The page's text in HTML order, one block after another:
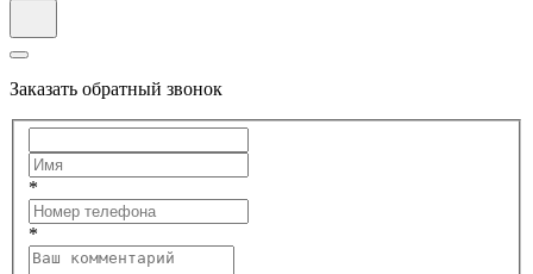
Заказать обратный звонок
*
*